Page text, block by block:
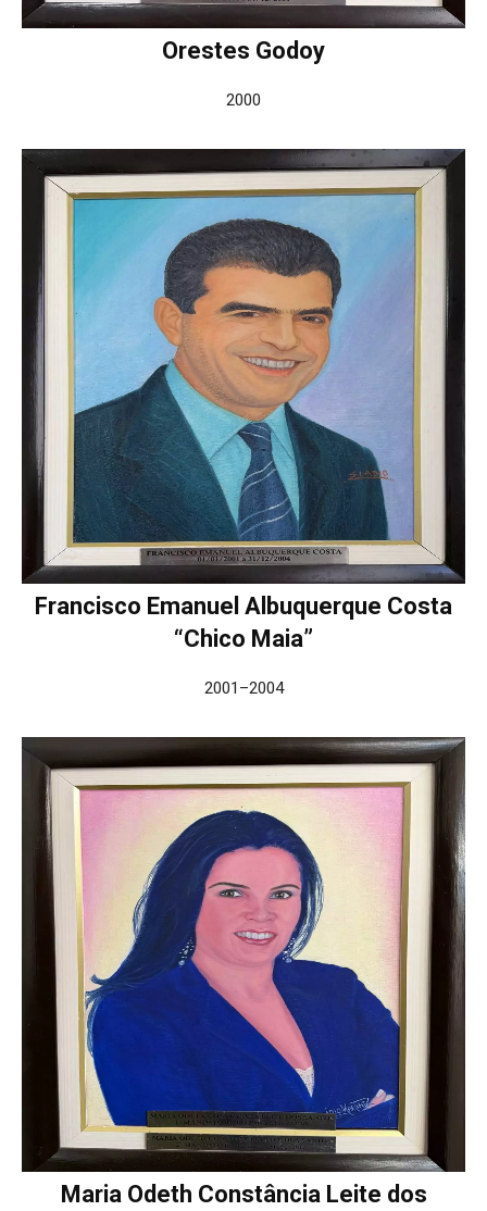
Orestes Godoy
2000
Francisco Emanuel Albuquerque Costa
“Chico Maia”
2001–2004
Maria Odeth Constância Leite dos